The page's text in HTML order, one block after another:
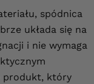
spódnica
układa się na
i nie wymaga
produkt, który